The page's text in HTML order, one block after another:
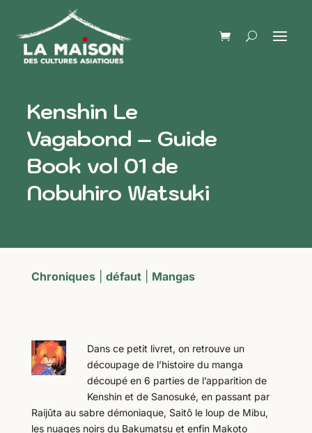
Kenshin Le
Vagabond – Guide
Book vol 01 de
Nobuhiro Watsuki
Chroniques| défaut| Mangas
Dans ce petit livret, on retrouve un
découpage de l’histoire du manga
découpé en 6 parties de l’apparition de
Kenshin et de Sanosuké, en passant par
Raijûta au sabre démoniaque, Saitô le loup de Mibu,
les nuages noirs du Bakumatsu et enfin Makoto